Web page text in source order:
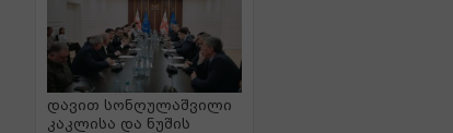
დავით სონღულაშვილი
კაკლისა და ნუშის